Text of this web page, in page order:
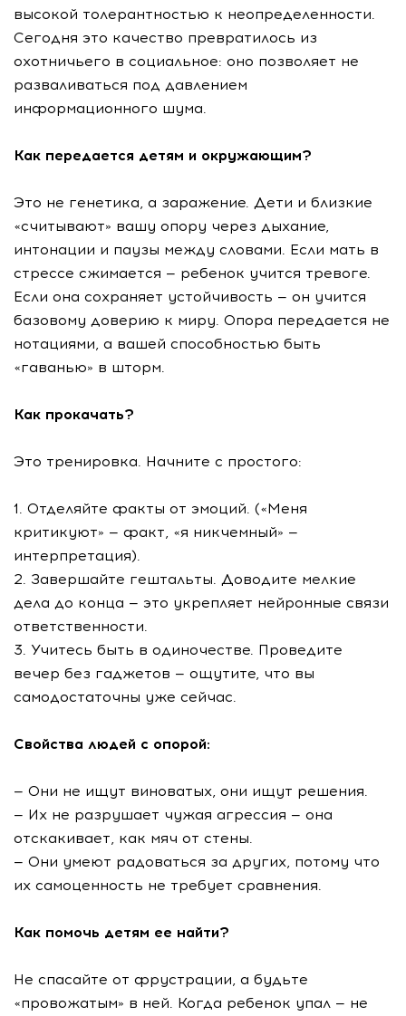
высокой толерантностью к неопределенности.
Сегодня это качество превратилось из
охотничьего в социальное: оно позволяет не
разваливаться под давлением
информационного шума.
Как передается детям и окружающим?
Это не генетика, а заражение. Дети и близкие
«считывают» вашу опору через дыхание,
интонации и паузы между словами. Если мать в
стрессе сжимается — ребенок учится тревоге.
Если она сохраняет устойчивость — он учится
базовому доверию к миру. Опора передается не
нотациями, а вашей способностью быть
«гаванью» в шторм.
Как прокачать?
Это тренировка. Начните с простого:
1. Отделяйте факты от эмоций. («Меня
критикуют» — факт, «я никчемный» —
интерпретация).
2. Завершайте гештальты. Доводите мелкие
дела до конца — это укрепляет нейронные связи
ответственности.
3. Учитесь быть в одиночестве. Проведите
вечер без гаджетов — ощутите, что вы
самодостаточны уже сейчас.
Свойства людей с опорой:
— Они не ищут виноватых, они ищут решения.
— Их не разрушает чужая агрессия — она
отскакивает, как мяч от стены.
— Они умеют радоваться за других, потому что
их самоценность не требует сравнения.
Как помочь детям ее найти?
Не спасайте от фрустрации, а будьте
«провожатым» в ней. Когда ребенок упал — не